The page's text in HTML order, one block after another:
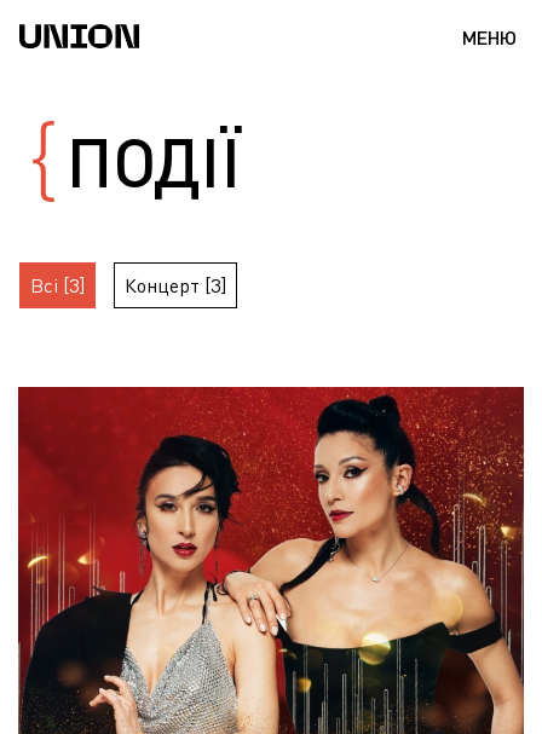
МЕНЮ
ПОДІЇ
Всі [3] Концерт [3]